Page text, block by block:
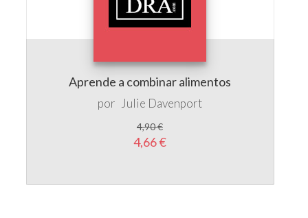
Aprende a combinar alimentos
por Julie Davenport
4,90 €
4,66 €